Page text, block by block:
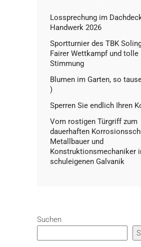
Lossprechung im
Handwerk 2026
Sportturnier des TBK
Fairer Wettkampf und tolle
Stimmung
Blumen im Garten, so
)
Sperren Sie endlich Ihren
Vom rostigen Türgriff zum
dauerhaften
Metallbauer und
Konstruktionsmechaniker
schuleigenen Galvanik
Suchen